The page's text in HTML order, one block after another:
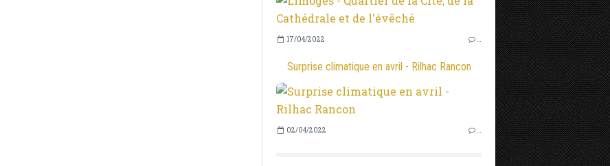
17/04/2022 …
Surprise climatique en avril - Rilhac Rancon
02/04/2022 …